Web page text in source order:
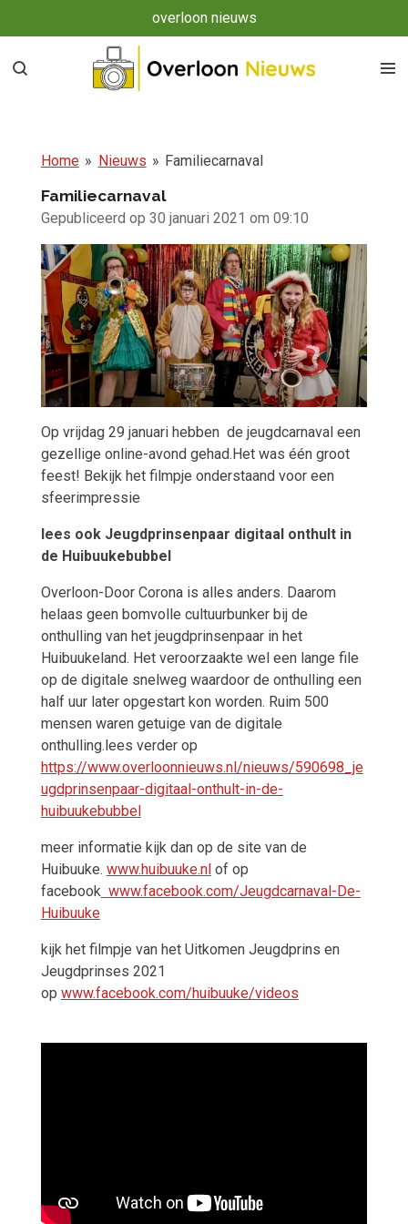
direct
naar
overloon nieuws
Home » Nieuws » Familiecarnaval
Familiecarnaval
Gepubliceerd op 30 januari 2021 om 09:10
Op vrijdag 29 januari hebben de jeugdcarnaval een
gezellige online-avond gehad.Het was één groot
feest! Bekijk het filmpje onderstaand voor een
sfeerimpressie
lees ook Jeugdprinsenpaar digitaal onthult in
de Huibuukebubbel
Overloon-Door Corona is alles anders. Daarom
helaas geen bomvolle cultuurbunker bij de
onthulling van het jeugdprinsenpaar in het
Huibuukeland. Het veroorzaakte wel een lange file
op de digitale snelweg waardoor de onthulling een
half uur later opgestart kon worden. Ruim 500
mensen waren getuige van de digitale
onthulling.lees verder op
https://www.overloonnieuws.nl/nieuws/590698_je
ugdprinsenpaar-digitaal-onthult-in-de-
huibuukebubbel
meer informatie kijk dan op de site van de
Huibuuke. www.huibuuke.nlof op
facebook www.facebook.com/Jeugdcarnaval-De-
Huibuuke
kijk het filmpje van het Uitkomen Jeugdprins en
Jeugdprinses 2021
op www.facebook.com/huibuuke/videos